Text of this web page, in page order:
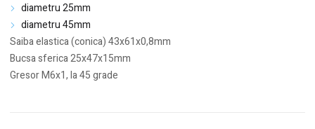
diametru 25mm
diametru 45mm
Saiba elastica (conica) 43x61x0,8mm
Bucsa sferica 25x47x15mm
Gresor M6x1, la 45 grade